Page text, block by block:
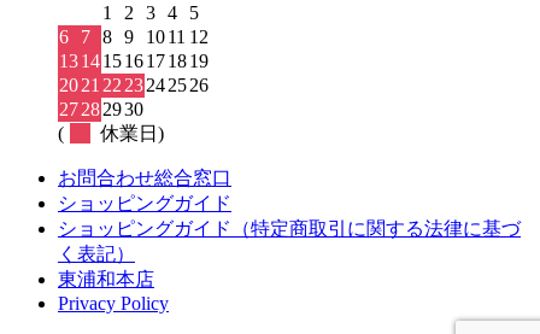
1
2 3 4
5
6
7 8 9 1011 12
13141516171819
2021 22 23242526
27282930
(
休業日)
お問合わせ総合窓口
ショッピングガイド
ショッピングガイド（特定商取引に関する法律に基づ
く表記）
東浦和本店
Privacy Policy